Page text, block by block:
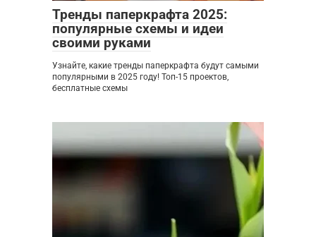
Тренды паперкрафта 2025:
популярные схемы и идеи
своими руками
Узнайте, какие тренды паперкрафта будут самыми
популярными в 2025 году! Топ-15 проектов,
бесплатные схемы